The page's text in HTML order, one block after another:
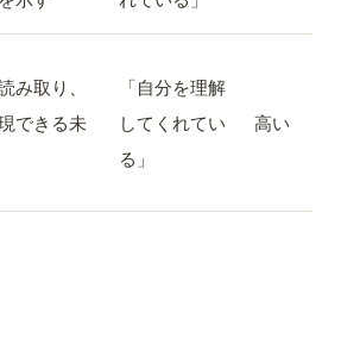
み取り、
できる未
「自分を理解
してくれてい
る」
高い